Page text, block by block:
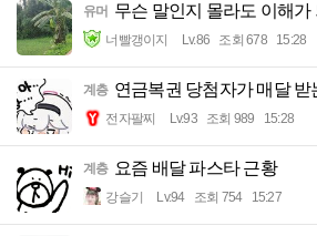
유머 무슨 말인지 몰라도 이해가
너빨갱이지 Lv.86 조회 678 15:28
계층 연금복권 당첨자가 매달 받
전자팔찌 Lv.93 조회 989 15:28
계층 요즘 배달 파스타 근황
강슬기 Lv.94 조회 754 15:27